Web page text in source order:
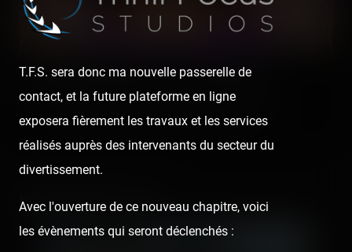
Magic World Hyères — 30 juillet 2020
[SRLP 16/24] La journée "Magic" continue ! Après Magic Park
Land, notre soirée se poursuit à Hyères, où s'y trouve le…
Media gallery (78)
T.F.S. sera donc ma nouvelle passerelle de
contact, et la future plateforme en ligne
exposera fièrement les travaux et les services
réalisés auprès des intervenants du secteur du
divertissement.
Avec l'ouverture de ce nouveau chapitre, voici
les évènements qui seront déclenchés :